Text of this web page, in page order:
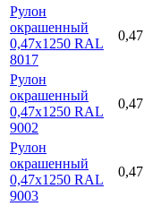
Рулон
окрашенный
0,47х1250 RAL
8017
0,47
Рулон
окрашенный
0,47х1250 RAL
9002
0,47
Рулон
окрашенный
0,47х1250 RAL
9003
0,47